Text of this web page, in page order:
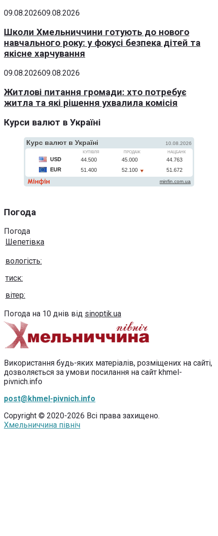
09.08.202609.08.2026
Школи Хмельниччини готують до нового
навчального року: у фокусі безпека дітей та
якісне харчування
09.08.202609.08.2026
Житлові питання громади: хто потребує
житла та які рішення ухвалила комісія
Курси валют в Україні
Погода
Погода
Шепетівка
вологість:
тиск:
вітер:
Погода на 10 днів від sinoptik.ua
Використання будь-яких матеріалів, розміщених на сайті,
дозволяється за умови посилання на сайт khmel-
pivnich.info
post@khmel-pivnich.info
Copyright © 2020-2026 Всі права захищено.
Хмельниччина північ